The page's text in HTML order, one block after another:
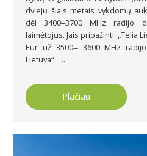
dviejų šiais metais vykdomų
dėl 3400‒3700 MHz radijo
laimėtojus. Jais pripažinti: „Telia
Eur už 3500 ̶ 3600 MHz
Lietuva“ ̶ ...
Plačiau